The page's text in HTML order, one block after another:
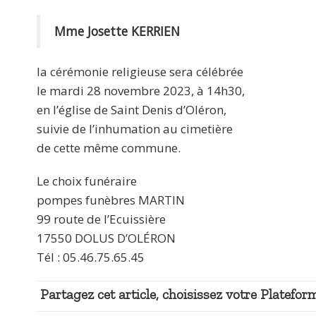
Mme Josette KERRIEN
la cérémonie religieuse sera célébrée
le mardi 28 novembre 2023, à 14h30,
en l’église de Saint Denis d’Oléron,
suivie de l’inhumation au cimetière
de cette même commune.
Le choix funéraire
pompes funèbres MARTIN
99 route de l’Ecuissière
17550 DOLUS D’OLÉRON
Tél : 05.46.75.65.45
Partagez cet article, choisissez votre